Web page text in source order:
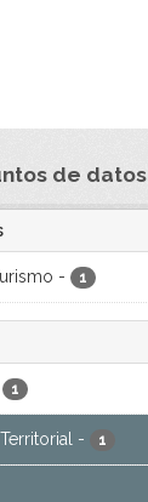
de datos
- 1
1
- 1